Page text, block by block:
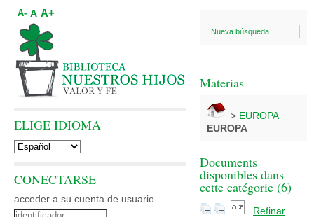
Nueva búsqueda
Materias
> EUROPA
EUROPA
Documents
disponibles dans
cette catégorie (6)
Refinar
A- A A+
ELIGE IDIOMA
CONECTARSE
acceder a su cuenta de usuario